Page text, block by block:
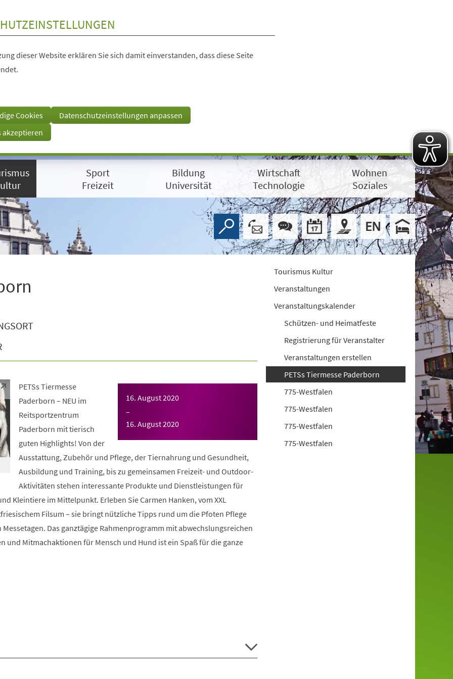
dieser Website erklären Sie sich damit einverstanden, dass diese Seite
Cookies
Datenschutzeinstellungen anpassen
akzeptieren
Sport
Freizeit
Bildung
Universität
Wirtschaft
Technologie
Wohnen
Soziales
16. August 2020
–
16. August 2020
PETSs Tiermesse
Paderborn – NEU im
Reitsportzentrum
Paderborn mit tierisch
guten Highlights! Von der
Ausstattung, Zubehör und Pflege, der Tiernahrung und Gesundheit,
Ausbildung und Training, bis zu gemeinsamen Freizeit- und Outdoor-
Aktivitäten stehen interessante Produkte und Dienstleistungen für
Kleintiere im Mittelpunkt. Erleben Sie Carmen Hanken, vom XXL
Filsum – sie bringt nützliche Tipps rund um die Pfoten Pflege
Das ganztägige Rahmenprogramm mit abwechslungsreichen
und Mitmachaktionen für Mensch und Hund ist ein Spaß für die ganze
Tourismus Kultur
Veranstaltungen
Veranstaltungskalender
Schützen- und Heimatfeste
Registrierung für Veranstalter
Veranstaltungen erstellen
PETSs Tiermesse Paderborn
775-Westfalen
775-Westfalen
775-Westfalen
775-Westfalen